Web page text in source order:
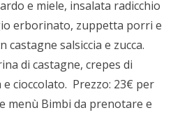
e miele, insalata radicchio
erborinato, zuppetta porri e
castagne salsiccia e zucca.
di castagne, crepes di
cioccolato. Prezzo: 23€ per
menù Bimbi da prenotare e